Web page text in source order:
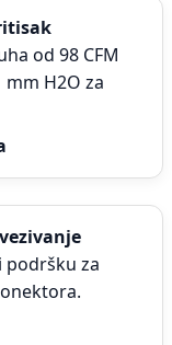
od 98 CFM
H2O za
podršku za